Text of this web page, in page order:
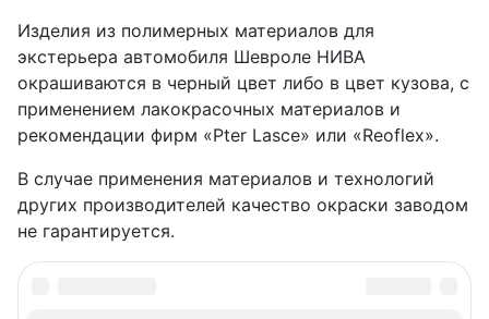
Изделия из полимерных материалов для
экстерьера автомобиля Шевроле НИВА
окрашиваются в черный цвет либо в цвет кузова, с
применением лакокрасочных материалов и
рекомендации фирм «Pter Lasce» или «Reoflex».
В случае применения материалов и технологий
других производителей качество окраски заводом
не гарантируется.